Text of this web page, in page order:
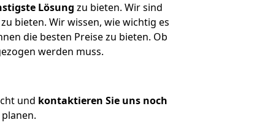
Lösung zu bieten. Wir sind
bieten. Wir wissen, wie wichtig es
die besten Preise zu bieten. Ob
werden muss.
und kontaktieren Sie uns noch